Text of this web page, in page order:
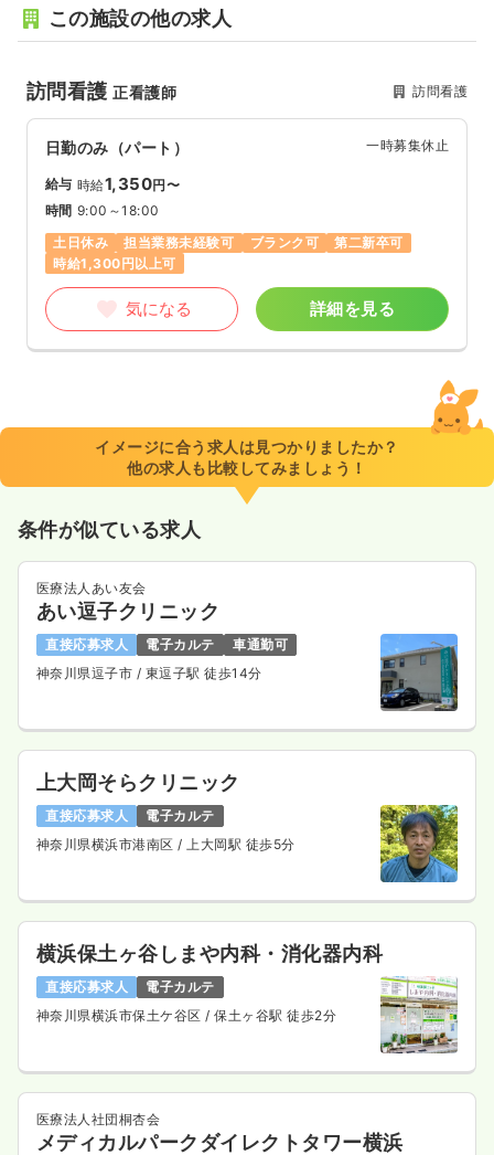
この施設の他の求人
訪問看護正看護師 訪問看護
日勤のみ（パート） 一時募集休止
給与 時給1,350円〜
時間 9:00～18:00
土日休み
担当業務未経験可 ブランク可
第二新卒可
時給1,300円以上可
気になる 詳細を見る
イメージに合う求人は見つかりましたか？
他の求人も比較してみましょう！
条件が似ている求人
医療法人あい友会
あい逗子クリニック
直接応募求人 電子カルテ
車通勤可
神奈川県逗子市 / 東逗子駅 徒歩14分
上大岡そらクリニック
直接応募求人
電子カルテ
神奈川県横浜市港南区/ 上大岡駅 徒歩5分
横浜保土ヶ谷しまや内科・消化器内科
直接応募求人
電子カルテ
神奈川県横浜市保土ケ谷区/ 保土ヶ谷駅 徒歩2分
医療法人社団桐杏会
メディカルパークダイレクトタワー横浜